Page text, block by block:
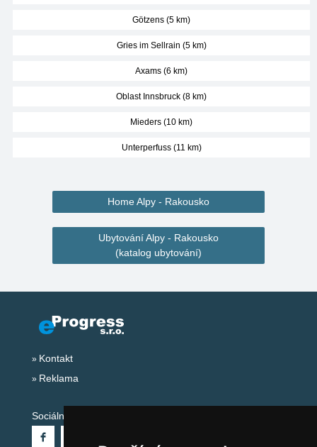
Götzens (5 km)
Gries im Sellrain (5 km)
Axams (6 km)
Oblast Innsbruck (8 km)
Mieders (10 km)
Unterperfuss (11 km)
Home Alpy - Rakousko
Ubytování Alpy - Rakousko
(katalog ubytování)
Kontakt
Reklama
Sociální sítě: